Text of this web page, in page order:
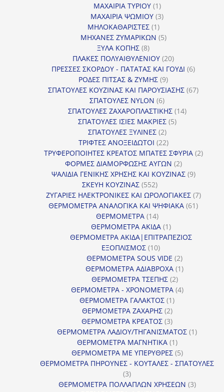
ΜΑΧΑΙΡΙΑ ΤΥΡΙΟΥ 11
προϊόν
ΜΑΧΑΙΡΙΑ ΨΩΜΙΟΥ 33
ΜΗΛΟΚΑΘΑΡΙΣΤΕΣ 11
προϊόν
ΜΗΧΑΝΕΣ ΖΥΜΑΡΙΚΩΝ 55
ΞΥΛΑ ΚΟΠΗΣ 88
προϊόντα
ΠΛΑΚΕΣ ΠΟΛΥΑΙΘΥΛΕΝΙΟΥ 2020
προϊόντα
ΠΡΕΣΣΕΣ ΣΚΟΡΔΟΥ - ΠΑΤΑΤΑΣ ΚΑΙ ΓΟΥΔΙ 66
ΡΟΔΕΣ ΠΙΤΣΑΣ & ΖΥΜΗΣ 99
προϊόντα
ΣΠΑΤΟΥΛΕΣ ΚΟΥΖΙΝΑΣ ΚΑΙ ΠΑΡΟΥΣΙΑΣΗΣ 6767
ΣΠΑΤΟΥΛΕΣ NYLON 66
προϊόντα
ΣΠΑΤΟΥΛΕΣ ΖΑΧΑΡΟΠΛΑΣΤΙΚΗΣ 1414
ΣΠΑΤΟΥΛΕΣ ΙΣΙΕΣ ΜΑΚΡΙΕΣ 55
ΣΠΑΤΟΥΛΕΣ ΞΥΛΙΝΕΣ 22
προϊόντα
ΤΡΙΦΤΕΣ ΑΝΟΞΕΙΔΩΤΟΙ 2222
προϊόντα
ΤΡΥΦΕΡΟΠΟΙΗΤΕΣ ΚΡΕΑΤΟΣ ΜΠΑΤΕΣ ΣΦΥΡΙΑ 22
ΦΟΡΜΕΣ ΔΙΑΜΟΡΦΩΣΗΣ ΑΥΓΩΝ 22
προϊόντα
ΨΑΛΙΔΙΑ ΓΕΝΙΚΗΣ ΧΡΗΣΗΣ ΚΑΙ ΚΟΥΖΙΝΑΣ 99
ΣΚΕΥΗ ΚΟΥΖΙΝΑΣ 552552
προϊόντα
ΖΥΓΑΡΙΕΣ ΗΛΕΚΤΡΟΝΙΚΕΣ ΚΑΙ ΩΡΟΛΟΓΙΑΚΕΣ 77
ΘΕΡΜΟΜΕΤΡΑ ΑΝΑΛΟΓΙΚΑ ΚΑΙ ΨΗΦΙΑΚΑ 6161
ΘΕΡΜΟΜΕΤΡΑ 1414
προϊόντα
ΘΕΡΜΟΜΕΤΡΑ ΑΚΙΔΑ 11
προϊόν
ΘΕΡΜΟΜΕΤΡΑ ΑΚΙΔΑ|ΕΠΙΤΡΑΠΕΖΙΟΣ
ΕΞΟΠΛΙΣΜΟΣ 1010
προϊόντα
ΘΕΡΜΟΜΕΤΡΑ SOUS VIDE 22
προϊόντα
ΘΕΡΜΟΜΕΤΡΑ ΑΔΙΑΒΡΟΧΑ 11
ΘΕΡΜΟΜΕΤΡΑ ΤΣΕΠΗΣ 22
προϊόντα
ΘΕΡΜΟΜΕΤΡΑ - ΧΡΟΝΟΜΕΤΡΑ 44
ΘΕΡΜΟΜΕΤΡΑ ΓΑΛΑΚΤΟΣ 11
προϊόν
ΘΕΡΜΟΜΕΤΡΑ ΖΑΧΑΡΗΣ 22
προϊόντα
ΘΕΡΜΟΜΕΤΡΑ ΚΡΕΑΤΟΣ 33
προϊόντα
ΘΕΡΜΟΜΕΤΡΑ ΛΑΔΙΟΥ/ΤΗΓΑΝΙΣΜΑΤΟΣ 11
ΘΕΡΜΟΜΕΤΡΑ ΜΑΓΝΗΤΙΚΑ 11
προϊόν
ΘΕΡΜΟΜΕΤΡΑ ΜΕ ΥΠΕΡΥΘΡΕΣ 55
προϊόντα
ΘΕΡΜΟΜΕΤΡΑ ΠΗΡΟΥΝΕΣ - ΚΟΥΤΑΛΕΣ - ΣΠΑΤΟΥΛΕΣ
33
προϊόντα
ΘΕΡΜΟΜΕΤΡΑ ΠΟΛΛΑΠΛΩΝ ΧΡΗΣΕΩΝ 33